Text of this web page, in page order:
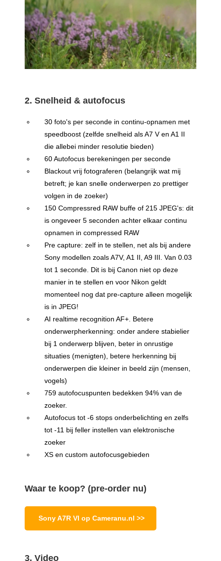
2. Snelheid & autofocus
30 foto's per seconde in continu-opnamen met
speedboost (zelfde snelheid als A7 V en A1 II
die allebei minder resolutie bieden)
60 Autofocus berekeningen per seconde
Blackout vrij fotograferen (belangrijk wat mij
betreft; je kan snelle onderwerpen zo prettiger
volgen in de zoeker)
150 Compressred RAW buffe of 215 JPEG's: dit
is ongeveer 5 seconden achter elkaar continu
opnamen in compressed RAW
Pre capture: zelf in te stellen, net als bij andere
Sony modellen zoals A7V, A1 II, A9 III. Van 0.03
tot 1 seconde. Dit is bij Canon niet op deze
manier in te stellen en voor Nikon geldt
momenteel nog dat pre-capture alleen mogelijk
is in JPEG!
AI realtime recognition AF+. Betere
onderwerpherkenning: onder andere stabielier
bij 1 onderwerp blijven, beter in onrustige
situaties (menigten), betere herkenning bij
onderwerpen die kleiner in beeld zijn (mensen,
vogels)
759 autofocuspunten bedekken 94% van de
zoeker.
Autofocus tot -6 stops onderbelichting en zelfs
tot -11 bij feller instellen van elektronische
zoeker
XS en custom autofocusgebieden
Waar te koop? (pre-order nu)
Sony A7R VI op Cameranu.nl >>
3. Video